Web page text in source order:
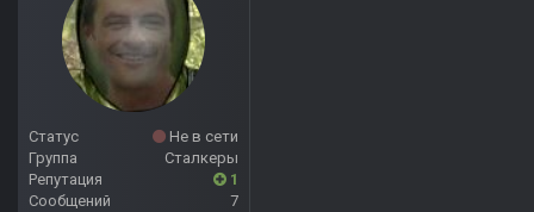
Статус
Не в сети
Группа
Сталкеры
Репутация
1
Сообщений
7